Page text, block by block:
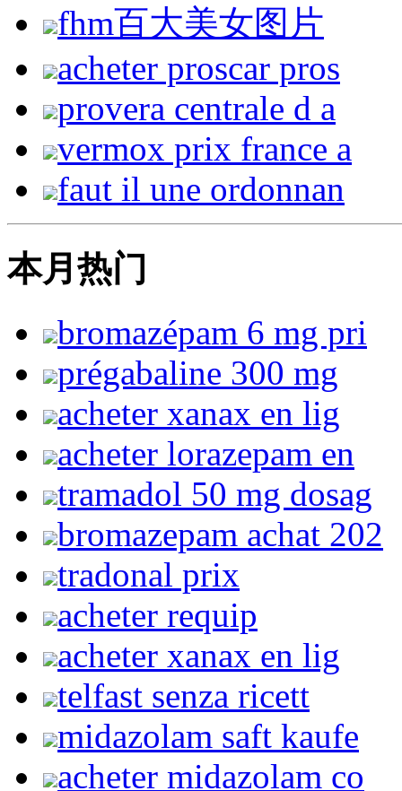
fhm百大美女图片
acheter proscar pros
provera centrale d a
vermox prix france a
faut il une ordonnan
本月热门
bromazépam 6 mg pri
prégabaline 300 mg
acheter xanax en lig
acheter lorazepam en
tramadol 50 mg dosag
bromazepam achat 202
tradonal prix
acheter requip
acheter xanax en lig
telfast senza ricett
midazolam saft kaufe
acheter midazolam co